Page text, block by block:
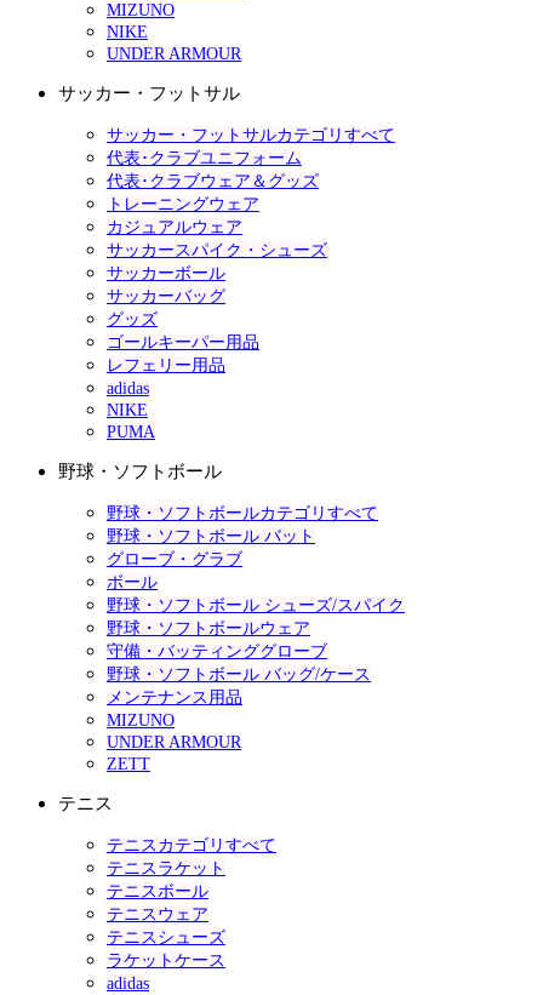
MIZUNO
NIKE
UNDER ARMOUR
サッカー・フットサル
サッカー・フットサルカテゴリすべて
代表･クラブユニフォーム
代表･クラブウェア＆グッズ
トレーニングウェア
カジュアルウェア
サッカースパイク・シューズ
サッカーボール
サッカーバッグ
グッズ
ゴールキーパー用品
レフェリー用品
adidas
NIKE
PUMA
野球・ソフトボール
野球・ソフトボールカテゴリすべて
野球・ソフトボール バット
グローブ・グラブ
ボール
野球・ソフトボール シューズ/スパイク
野球・ソフトボールウェア
守備・バッティンググローブ
野球・ソフトボール バッグ/ケース
メンテナンス用品
MIZUNO
UNDER ARMOUR
ZETT
テニス
テニスカテゴリすべて
テニスラケット
テニスボール
テニスウェア
テニスシューズ
ラケットケース
adidas